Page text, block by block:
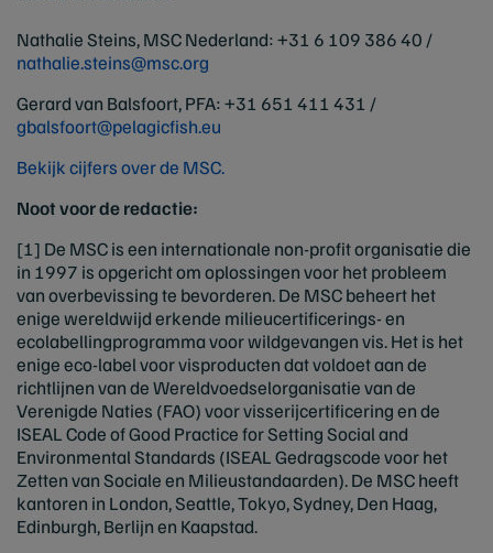
Nathalie Steins, MSC Nederland: +31 6 109 386 40 /
nathalie.steins@msc.org
Gerard van Balsfoort, PFA: +31 651 411 431 /
gbalsfoort@pelagicfish.eu
Bekijk cijfers over de MSC.
Noot voor de redactie:
[1] De MSC is een internationale non-profit organisatie die
in 1997 is opgericht om oplossingen voor het probleem
van overbevissing te bevorderen. De MSC beheert het
enige wereldwijd erkende milieucertificerings- en
ecolabellingprogramma voor wildgevangen vis. Het is het
enige eco-label voor visproducten dat voldoet aan de
richtlijnen van de Wereldvoedselorganisatie van de
Verenigde Naties (FAO) voor visserijcertificering en de
ISEAL Code of Good Practice for Setting Social and
Environmental Standards (ISEAL Gedragscode voor het
Zetten van Sociale en Milieustandaarden). De MSC heeft
kantoren in London, Seattle, Tokyo, Sydney, Den Haag,
Edinburgh, Berlijn en Kaapstad.